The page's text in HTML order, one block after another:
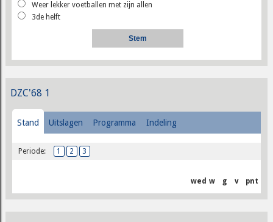
Weer lekker voetballen met zijn allen
3de helft
DZC'68 1
Stand Uitslagen Programma Indeling
Periode: 1 2 3
wed w g v pnt